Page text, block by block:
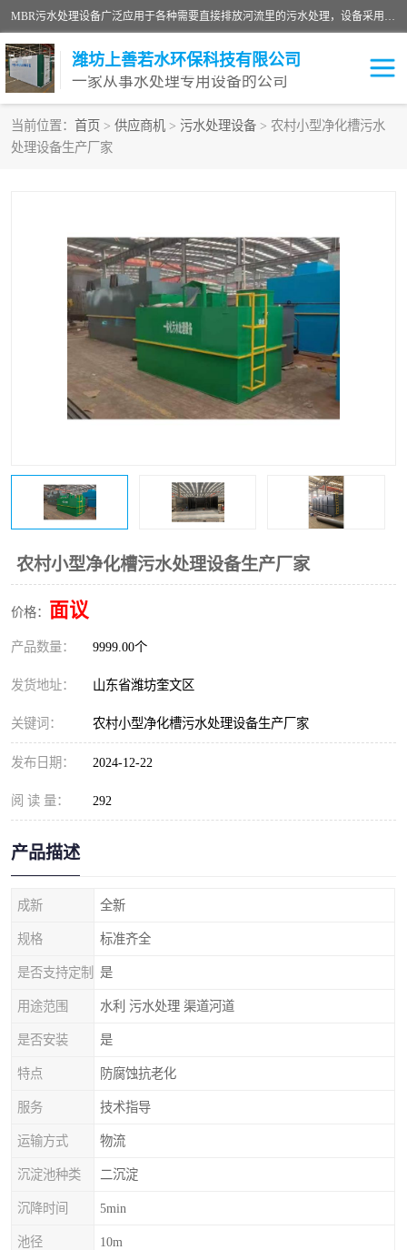
MBR污水处理设备广泛应用于各种需要直接排放河流里的污水处理，设备采用膜生物反应器（Membrane Bioreactor,简称MBR〕技术，取代了传统工艺中的二沉池，它可以*地进行固液分离，得到直接使用的稳定中水，又可在生物池内维持高浓度的微生物量，工艺剩余污泥少，极有效地去除氨氮，出水悬浮物和浊度接近于零，出水中细菌和病毒被大幅度去除，能耗低，占地面积小。
潍坊上善若水环保科技有限公司
一家从事水处理专用设备的公司
当前位置： 首页 > 供应商机 > 污水处理设备 > 农村小型净化槽污水
处理设备生产厂家
农村小型净化槽污水处理设备生产厂家
价格： 面议
产品数量： 9999.00个
发货地址： 山东省潍坊奎文区
关键词： 农村小型净化槽污水处理设备生产厂家
发布日期： 2024-12-22
阅 读 量： 292
产品描述
成新 全新
规格 标准齐全
是否支持定制 是
用途范围 水利 污水处理 渠道河道
是否安装 是
特点 防腐蚀抗老化
服务 技术指导
运输方式 物流
沉淀池种类 二沉淀
沉降时间 5min
池径 10m
污水处理设备
洗涤污水处理设备 实验室污水处理设备
诊所门诊污水处理设备 臭氧消毒设备
养殖污水处理设备 屠宰污水处理设备
一体化污水处理设备 食品制造业污水处理设备
医院辐射污水衰变池